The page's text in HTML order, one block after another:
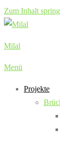
Zum Inhalt
Milal
Menü
Projekte